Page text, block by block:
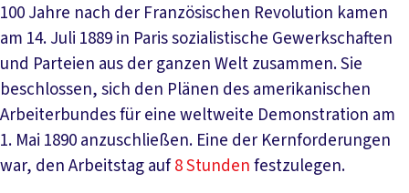
100 Jahre nach der Französischen Revolution kamen
am 14. Juli 1889 in Paris sozialistische Gewerkschaften
und Parteien aus der ganzen Welt zusammen. Sie
beschlossen, sich den Plänen des amerikanischen
Arbeiterbundes für eine weltweite Demonstration am
1. Mai 1890 anzuschließen. Eine der Kernforderungen
war, den Arbeitstag auf8 Stundenfestzulegen.